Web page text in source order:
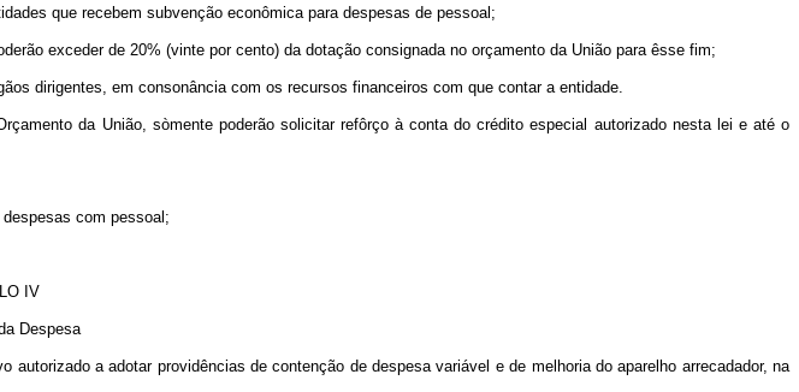
que recebem subvenção econômica para despesas de pessoal;
exceder de 20% (vinte por cento) da dotação consignada no orçamento da União para êsse fim;
dirigentes, em consonância com os recursos financeiros com que contar a entidade.
da União, sòmente poderão solicitar refôrço à conta do crédito especial autorizado nesta lei e até o
com pessoal;
IV
Despesa
a adotar providências de contenção de despesa variável e de melhoria do aparelho arrecadador, na